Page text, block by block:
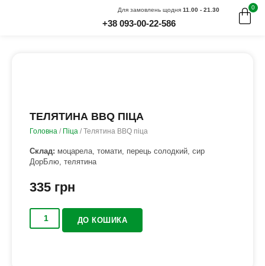
Для замовлень щодня 11.00 - 21.30
+38 093-00-22-586
0
ТЕЛЯТИНА BBQ ПІЦА
Головна / Піца / Телятина BBQ піца
Склад: моцарела, томати, перець солодкий, сир
ДорБлю, телятина
335 грн
ДО КОШИКА